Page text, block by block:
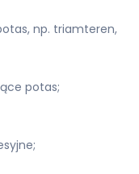
np. triamteren,
potas;